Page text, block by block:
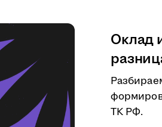
Оклад
ТК РФ.